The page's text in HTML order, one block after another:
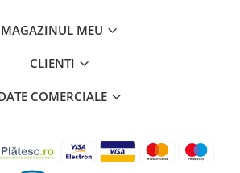
MAGAZINUL MEU
CLIENTI
COMERCIALE